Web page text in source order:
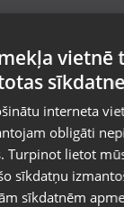
tiks
valsti
vietnē
interneta
obligāti
Turpinot lietot
sīkdatņu
sīkdatnēm